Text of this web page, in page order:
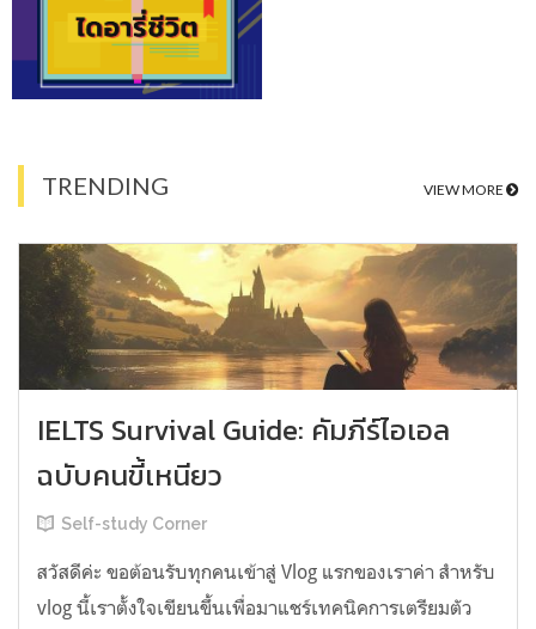
TRENDING VIEW MORE
IELTS Survival Guide: คัมภีร์ไอเอล
ฉบับคนขี้เหนียว
Self-study Corner
สวัสดีค่ะ ขอต้อนรับทุกคนเข้าสู่ Vlog แรกของเราค่า สำหรับ
vlog นี้เราตั้งใจเขียนขึ้นเพื่อมาแชร์เทคนิคการเตรียมตัว